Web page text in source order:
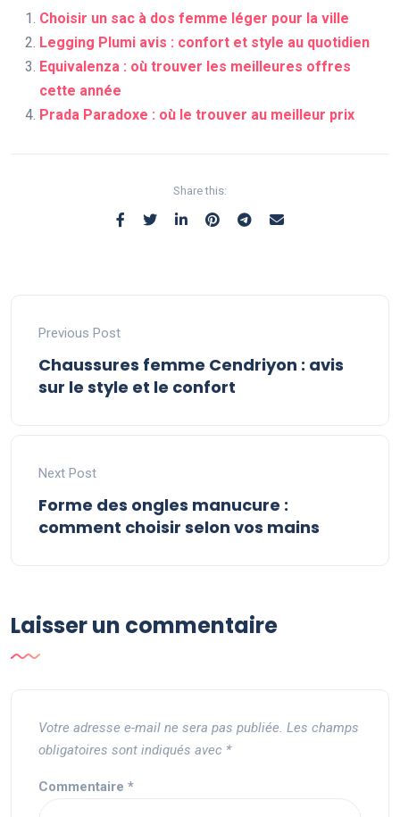
Choisir un sac à dos femme léger pour la ville
Legging Plumi avis : confort et style au quotidien
Equivalenza : où trouver les meilleures offres
cette année
Prada Paradoxe : où le trouver au meilleur prix
Share this:
Previous Post
Chaussures femme Cendriyon : avis
sur le style et le confort
Next Post
Forme des ongles manucure :
comment choisir selon vos mains
Laisser un commentaire
Votre adresse e-mail ne sera pas publiée. Les champs
obligatoires sont indiqués avec *
Commentaire *